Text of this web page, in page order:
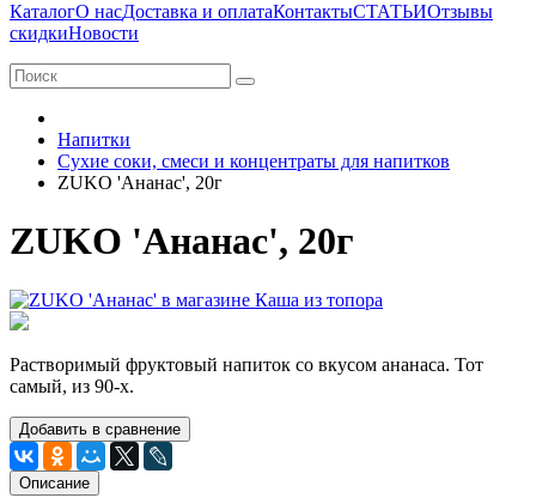
КаталогО насДоставка и оплатаКонтактыСТАТЬИОтзывы
скидкиНовости
Напитки
Сухие соки, смеси и концентраты для напитков
ZUKO 'Ананас', 20г
ZUKO 'Ананас', 20г
Растворимый фруктовый напиток со вкусом ананаса. Тот
самый, из 90-х.
Добавить в сравнение
Описание